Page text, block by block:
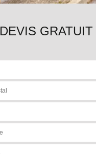
DEVIS GRATUIT